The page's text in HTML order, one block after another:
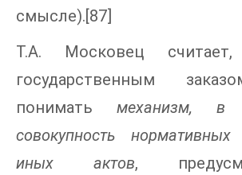
смысле).[87]
Т.А. Московец
государственным
понимать механизм, в
совокупность
иных актов,